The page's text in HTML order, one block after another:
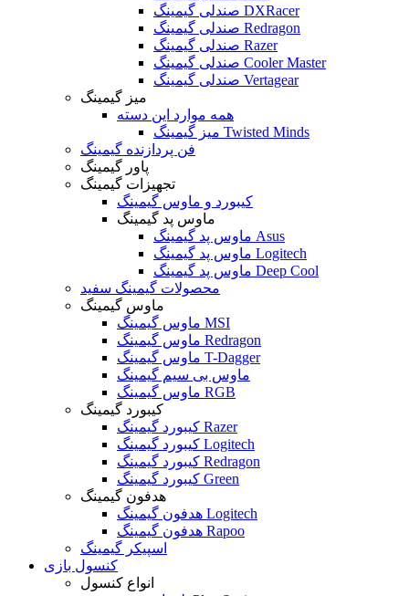
صندلی گیمینگ DXRacer
صندلی گیمینگ Redragon
صندلی گیمینگ Razer
صندلی گیمینگ Cooler Master
صندلی گیمینگ Vertagear
میز گیمینگ
همه موارد این دسته
میز گیمینگ Twisted Minds
فن پردازنده گیمینگ
پاور گیمینگ
تجهیزات گیمینگ
کیبورد و ماوس گیمینگ
ماوس پد گیمینگ
ماوس پد گیمینگ Asus
ماوس پد گیمینگ Logitech
ماوس پد گیمینگ Deep Cool
محصولات گیمینگ سفید
ماوس گیمینگ
ماوس گیمینگ MSI
ماوس گیمینگ Redragon
ماوس گیمینگ T-Dagger
ماوس بی سیم گیمینگ
ماوس گیمینگ RGB
کیبورد گیمینگ
کیبورد گیمینگ Razer
کیبورد گیمینگ Logitech
کیبورد گیمینگ Redragon
کیبورد گیمینگ Green
هدفون گیمینگ
هدفون گیمینگ Logitech
هدفون گیمینگ Rapoo
اسپیکر گیمینگ
کنسول بازی
انواع کنسول